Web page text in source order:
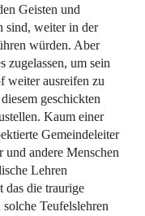
Geisten und
sind, weiter in der
würden. Aber
zugelassen, um sein
weiter ausreifen zu
geschickten
Kaum einer
Gemeindeleiter
andere Menschen
Lehren
die traurige
Teufelslehren